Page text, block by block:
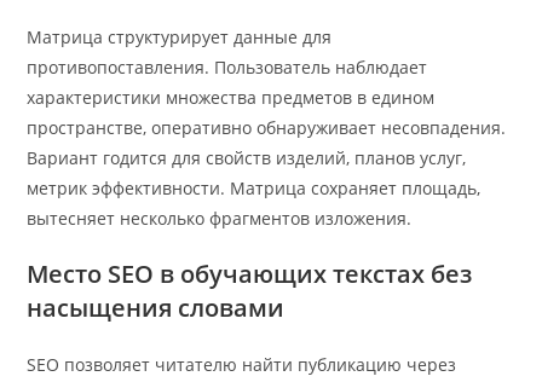
Матрица структурирует данные для
противопоставления. Пользователь наблюдает
характеристики множества предметов в едином
пространстве, оперативно обнаруживает несовпадения.
Вариант годится для свойств изделий, планов услуг,
метрик эффективности. Матрица сохраняет площадь,
вытесняет несколько фрагментов изложения.
Место SEO в обучающих текстах без
насыщения словами
SEO позволяет читателю найти публикацию через